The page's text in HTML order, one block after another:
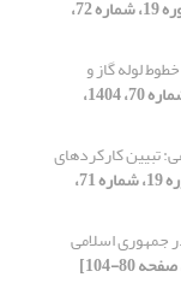
[دوره 19، شماره 72،
لوله گاز و
[دوره 19، شماره 70، 1404،
تبیین کارکردهای
[دوره 19، شماره 71،
جمهوری اسلامی